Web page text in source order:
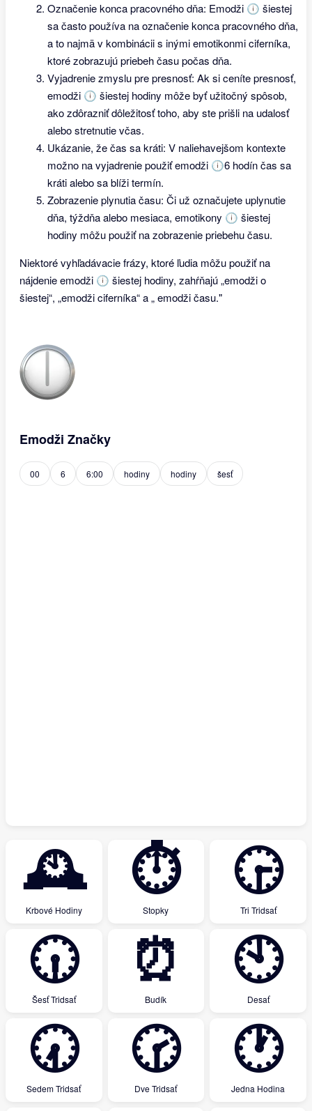
Označenie konca pracovného dňa: Emodži 🕕 šiestej
sa často používa na označenie konca pracovného dňa,
a to najmä v kombinácii s inými emotikonmi ciferníka,
ktoré zobrazujú priebeh času počas dňa.
Vyjadrenie zmyslu pre presnosť: Ak si ceníte presnosť,
emodži 🕕 šiestej hodiny môže byť užitočný spôsob,
ako zdôrazniť dôležitosť toho, aby ste prišli na udalosť
alebo stretnutie včas.
Ukázanie, že čas sa kráti: V naliehavejšom kontexte
možno na vyjadrenie použiť emodži 🕕6 hodín čas sa
kráti alebo sa blíži termín.
Zobrazenie plynutia času: Či už označujete uplynutie
dňa, týždňa alebo mesiaca, emotikony 🕕 šiestej
hodiny môžu použiť na zobrazenie priebehu času.
Niektoré vyhľadávacie frázy, ktoré ľudia môžu použiť na
nájdenie emodži 🕕 šiestej hodiny, zahŕňajú „emodži o
šiestej“, „emodži ciferníka“ a „ emodži času."
Emodži Značky
00 6 6:00 hodiny hodiny šesť
🕰
Krbové Hodiny
⏱
Stopky
🕞
Tri Tridsať
🕡
Šesť Tridsať
⏰
Budík
🕙
Desať
🕢
Sedem Tridsať
🕝
Dve Tridsať
🕐
Jedna Hodina